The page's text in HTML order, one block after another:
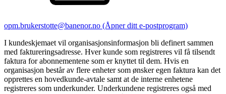
opm.brukerstotte@banenor.no (Åpner ditt e-postprogram)
I kundeskjemaet vil organisasjonsinformasjon bli definert sammen
med faktureringsadresse. Hver kunde som registreres vil få tilsendt
faktura for abonnementene som er knyttet til dem. Hvis en
organisasjon består av flere enheter som ønsker egen faktura kan det
opprettes en hovedkunde-avtale samt at de interne enhetene
registreres som underkunder. Underkundene registreres også med